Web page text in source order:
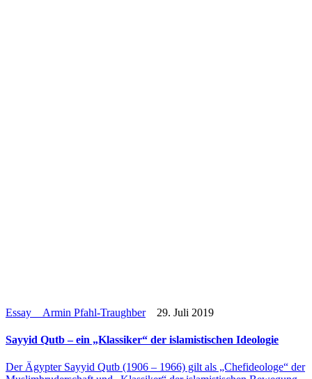
Essay Armin Pfahl-Traughber29. Juli 2019
Sayyid Qutb – ein „Klas­si­ker“ der isla­mis­ti­schen Ideologie
Der Ägypter Sayyid Qutb (1906 – 1966) gilt als „Chef­ideo­loge“ der